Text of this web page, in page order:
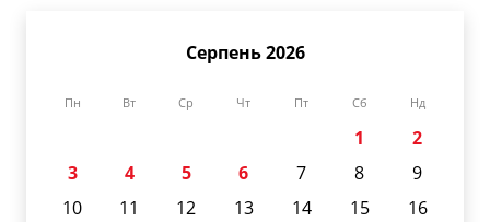
Серпень 2026
Пн Вт Ср Чт Пт Сб Нд
1
2
3
4 5 6 7 8
9
10
11 12 13 14 15
16